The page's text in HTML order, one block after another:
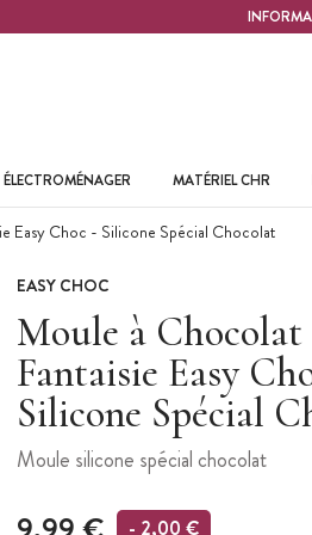
ÉLECTROMÉNAGER MATÉRIEL CHR
Easy Choc - Silicone Spécial Chocolat
EASY CHOC
Moule à Chocolat
Fantaisie Easy
Silicone Spécial
Moule silicone spécial chocolat
- 2,00 €